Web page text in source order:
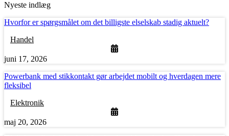
Nyeste indlæg
Hvorfor er spørgsmålet om det billigste elselskab stadig aktuelt?
Handel
juni 17, 2026
Powerbank med stikkontakt gør arbejdet mobilt og hverdagen mere
fleksibel
Elektronik
maj 20, 2026